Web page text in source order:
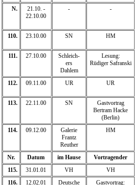
N.
21.10. -
22.10.00
- -
110.
23.10.00 SN HM
111.
27.10.00
Schleich-
ers
Dahlem
Lesung:
Rüdiger Safranski
112. 09.11.00 UR UR
113.
22.11.00 SN
Gastvortrag
Bertram Hacke
(Berlin)
114. 09.12.00
Galerie
Frantz
Reuther
HM
Nr. Datum im Hause Vortragender
115.
31.01.01 VH VH
116.
12.02.01
Deutsche
Gastvortrag: